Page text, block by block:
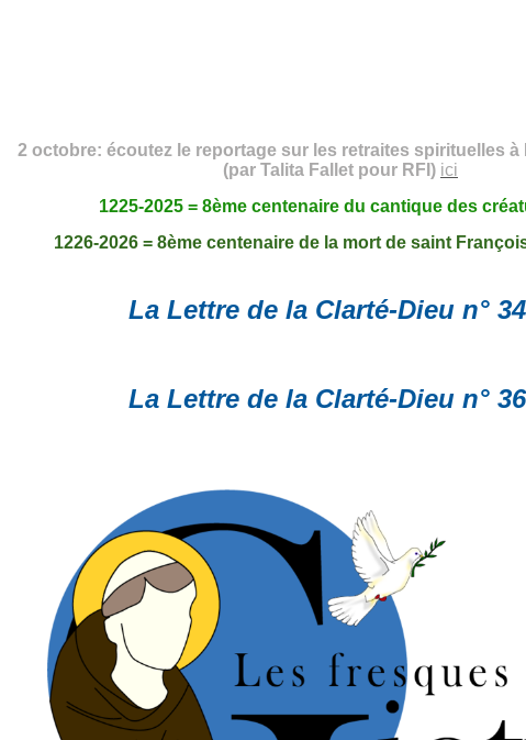
2 octobre: écoutez le reportage sur les retraites spirituelles à
(par Talita Fallet pour RFI) ici
1225-2025 = 8ème centenaire du cantique des
1226-2026 = 8ème centenaire de la mort de saint
La Lettre de la Clarté-Dieu n° 34
La Lettre de la Clarté-Dieu n° 36